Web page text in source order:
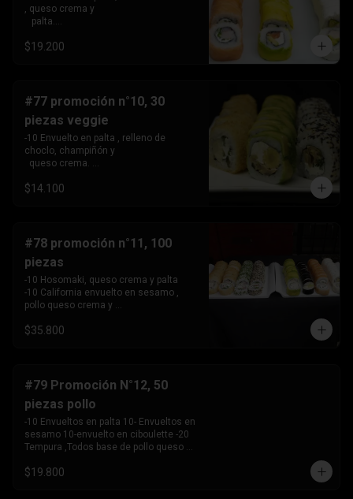
, queso crema y
   palta.
camarón, queso crema
$19.200
#77 promoción n°10, 30
piezas veggie
-10 Envuelto en palta , relleno de
choclo, champiñón y
  queso crema.
champiñón , queso
$14.100
#78 promoción n°11, 100
piezas
-10 Hosomaki, queso crema y palta
-10 California envuelto en sesamo ,
pollo queso crema y
-10 California envuelto en ciboulette ,
    cebollín.
-10 envuelto en palta , salmon, queso
crema y cebollín
-10 Envuelto en queso crema, palmito,
palta.
-10 Tempura, kanikama y palta
cebollín.
$35.800
#79 Promoción N°12, 50
piezas pollo
-10 Envueltos en palta 10- Envueltos en
sesamo 10-envuelto en ciboulette -20
Tempura ,Todos base de pollo queso
$19.800